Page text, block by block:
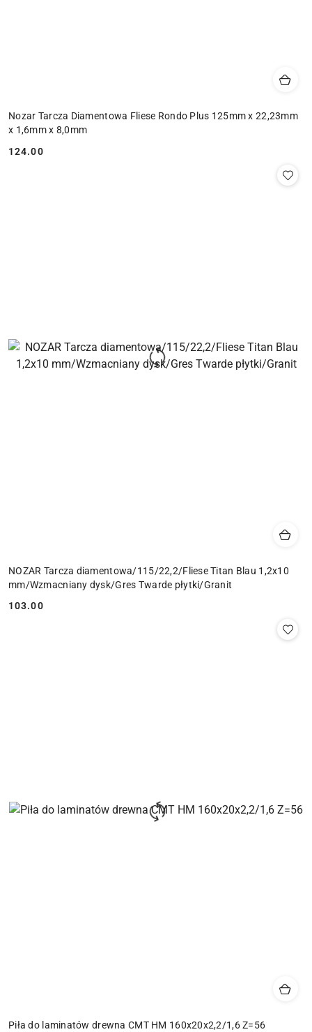
Nozar Tarcza Diamentowa Fliese Rondo Plus 125mm x 22,23mm
x 1,6mm x 8,0mm
Cena:
124.00
NOZAR Tarcza diamentowa/115/22,2/Fliese Titan Blau 1,2x10
mm/Wzmacniany dysk/Gres Twarde płytki/Granit
Cena:
103.00
Piła do laminatów drewna CMT HM 160x20x2,2/1,6 Z=56